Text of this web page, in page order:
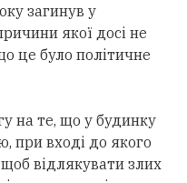
загинув у
якої досі не
це було політичне
на те, що у будинку
при вході до якого
відлякувати злих